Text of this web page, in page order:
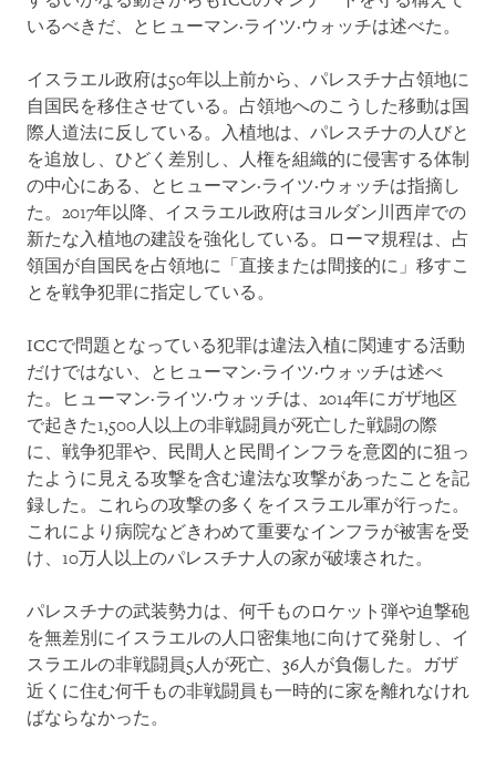
いるべきだ、とヒューマン·ライツ·ウォッチは述べた。
イスラエル政府は50年以上前から、パレスチナ占領地に
自国民を移住させている。占領地へのこうした移動は国
際人道法に反している。入植地は、パレスチナの人びと
を追放し、ひどく差別し、人権を組織的に侵害する体制
の中心にある、とヒューマン·ライツ·ウォッチは指摘し
た。2017年以降、イスラエル政府はヨルダン川西岸での
新たな入植地の建設を強化している。ローマ規程は、占
領国が自国民を占領地に「直接または間接的に」移すこ
とを戦争犯罪に指定している。
ICCで問題となっている犯罪は違法入植に関連する活動
だけではない、とヒューマン·ライツ·ウォッチは述べ
た。ヒューマン·ライツ·ウォッチは、2014年にガザ地区
で起きた1,500人以上の非戦闘員が死亡した戦闘の際
に、戦争犯罪や、民間人と民間インフラを意図的に狙っ
たように見える攻撃を含む違法な攻撃があったことを記
録した。これらの攻撃の多くをイスラエル軍が行った。
これにより病院などきわめて重要なインフラが被害を受
け、10万人以上のパレスチナ人の家が破壊された。
パレスチナの武装勢力は、何千ものロケット弾や迫撃砲
を無差別にイスラエルの人口密集地に向けて発射し、イ
スラエルの非戦闘員5人が死亡、36人が負傷した。ガザ
近くに住む何千もの非戦闘員も一時的に家を離れなけれ
ばならなかった。